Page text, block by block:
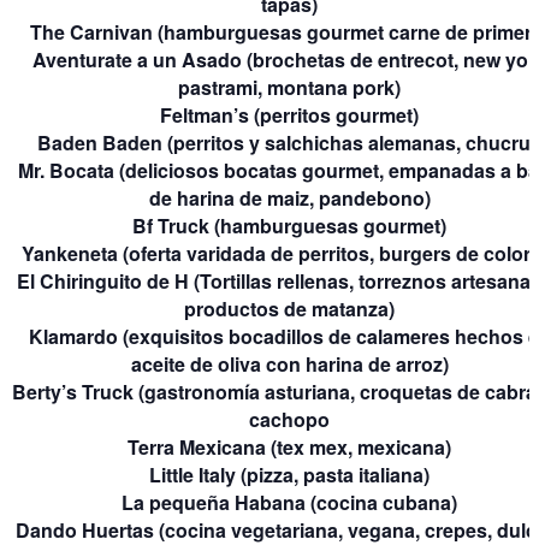
The Carnivan (hamburguesas gourmet carne de
Aventurate a un Asado (brochetas de entrecot, new
pastrami, montana pork)
Feltman’s(perritos gourmet)
Baden Baden (perritos y salchichas alemanas,
Mr. Bocata(deliciosos bocatas gourmet, empanadas a
de harina de maiz, pandebono)
Bf Truck(hamburguesas gourmet)
Yankeneta(oferta varidada de perritos, burgers de
El Chiringuito de H (Tortillas rellenas, torreznos
productos de matanza)
Klamardo (exquisitos bocadillos de calameres hechos
aceite de oliva con harina de arroz)
Berty’s Truck(gastronomía asturiana, croquetas de
cachopo
Terra Mexicana(tex mex, mexicana)
Little Italy(pizza, pasta italiana)
La pequeña Habana(cocina cubana)
Dando Huertas(cocina vegetariana, vegana, crepes,